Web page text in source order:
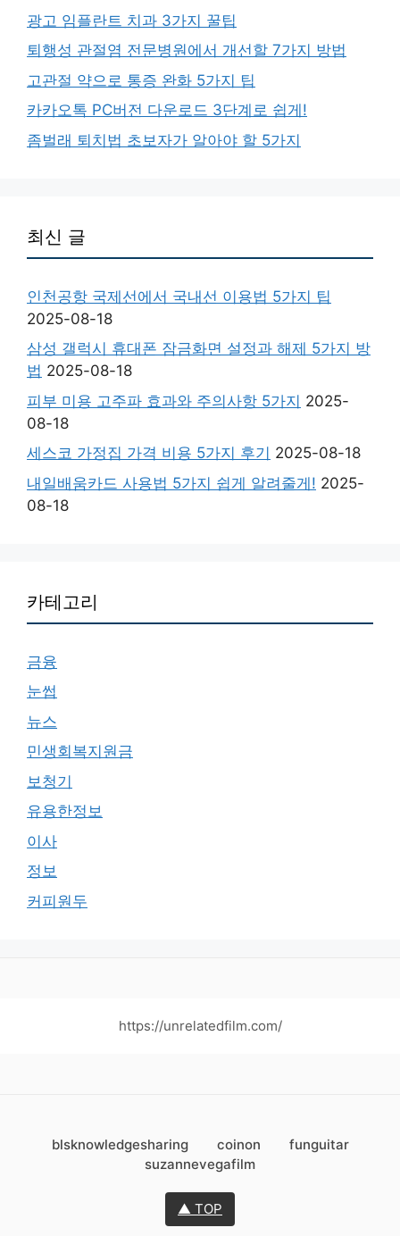
광고 임플란트 치과 3가지 꿀팁
퇴행성 관절염 전문병원에서 개선할 7가지 방법
고관절 약으로 통증 완화 5가지 팁
카카오톡 PC버전 다운로드 3단계로 쉽게!
좀벌래 퇴치법 초보자가 알아야 할 5가지
최신 글
인천공항 국제선에서 국내선 이용법 5가지 팁
2025-08-18
삼성 갤럭시 휴대폰 잠금화면 설정과 해제 5가지 방
법 2025-08-18
피부 미용 고주파 효과와 주의사항 5가지 2025-
08-18
세스코 가정집 가격 비용 5가지 후기 2025-08-18
내일배움카드 사용법 5가지 쉽게 알려줄게! 2025-
08-18
카테고리
금융
눈썹
뉴스
민생회복지원금
보청기
유용한정보
이사
정보
커피원두
https://unrelatedfilm.com/
blsknowledgesharing coinon
funguitar
suzannevegafilm
▲ TOP